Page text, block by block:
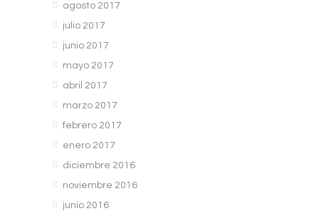
agosto 2017
julio 2017
junio 2017
mayo 2017
abril 2017
marzo 2017
febrero 2017
enero 2017
diciembre 2016
noviembre 2016
junio 2016